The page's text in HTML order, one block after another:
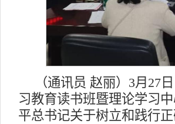
（通讯员 赵丽）3月27
习教育读书班暨理论学习
平总书记关于树立和践行